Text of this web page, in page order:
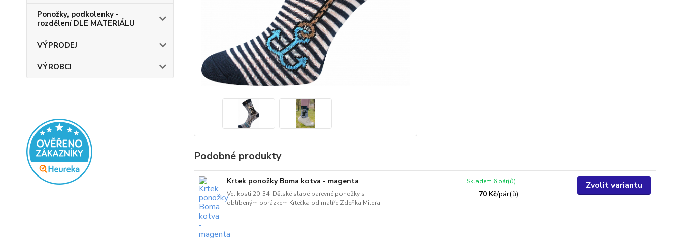
Ponožky, podkolenky -
rozdělení DLE MATERIÁLU
VÝPRODEJ
VÝROBCI
Podobné produkty
Krtek ponožky Boma kotva - magenta
Velikosti 20-34. Dětské slabé barevné ponožky s
oblíbeným obrázkem Krtečka od malíře Zdeňka Milera.
70 Kč/pár(ů)
Skladem 6 pár(ů) Zvolit variantu